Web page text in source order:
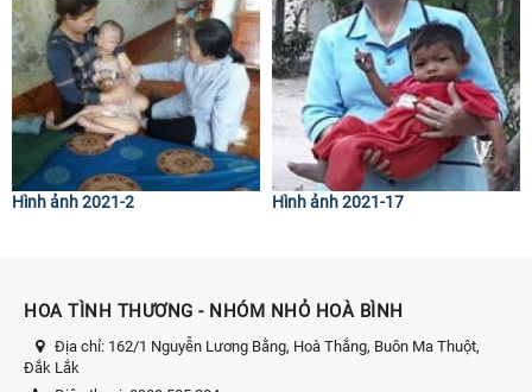
Hình ảnh 2021-2 Hình ảnh 2021-17
HOA TÌNH THƯƠNG - NHÓM NHỎ HOÀ BÌNH
Địa chỉ: 162/1 Nguyễn Lương Bằng, Hoà Thắng, Buôn Ma Thuột,
Đắk Lắk